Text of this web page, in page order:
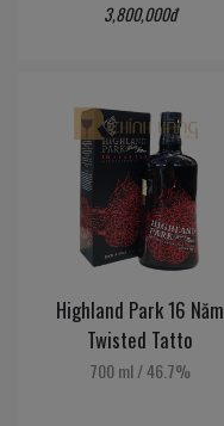
3,800,000đ
Highland Park 16 Năm
Twisted Tatto
700 ml /46.7%